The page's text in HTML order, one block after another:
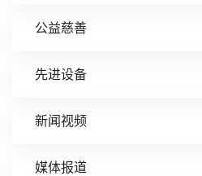
公益慈善
先进设备
新闻视频
媒体报道